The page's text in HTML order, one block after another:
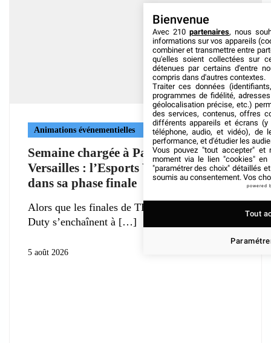
Animations événementielles
Semaine chargée à Paris Expo Porte de
Versailles : l’Esports World Cup entre
dans sa phase finale
Alors que les finales de TEKKEN 8 et Call of
Duty s’enchaînent à
5 août 2026
Bienvenue
Avec 210 partenaires, nous
informations sur vos appareils
combiner et transmettre entre
qu'elles soient collectées sur
détenues par certains d'entre
compris dans d'autres contextes.
Traiter ces données
programmes de fidélité,
géolocalisation précise, etc.)
des services, contenus, offres
différents appareils et écrans (y
téléphone, audio, et vidéo), de
performance, et d'étudier les
Vous pouvez "tout accepter" et
moment via le lien "cookies" en
"paramétrer des choix" détaillés
soumis au consentement. Vos
powered
Tout